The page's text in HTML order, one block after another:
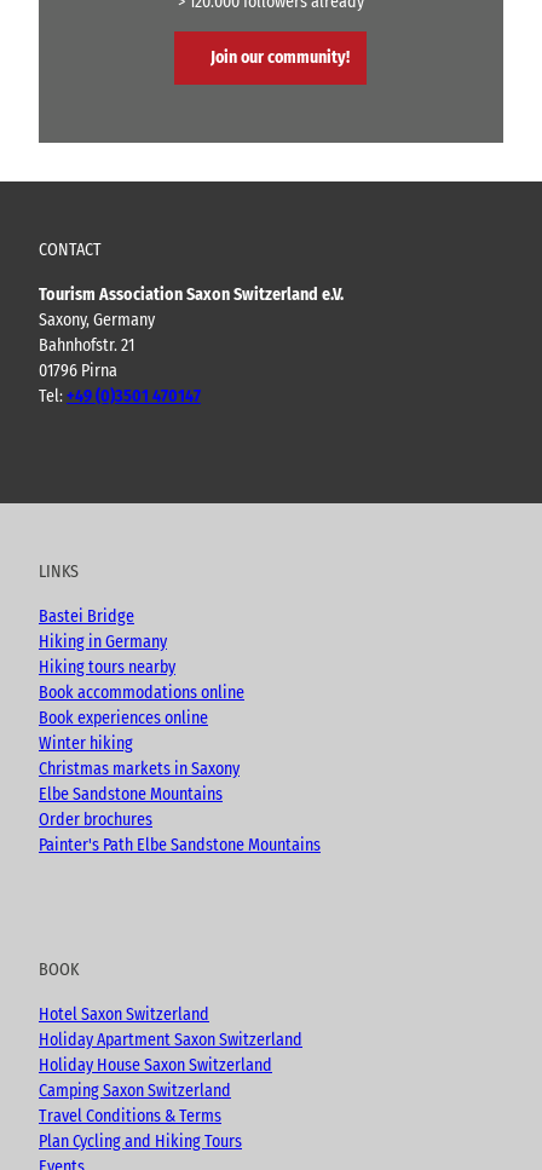
Join our community!
CONTACT
Tourism Association Saxon Switzerland e.V.
Saxony, Germany
Bahnhofstr. 21
01796 Pirna
Tel:+49 (0)3501 470147
u
e
c
o
k
s
r
a
m
o
LINKS
Bastei Bridge
Hiking in Germany
Hiking tours nearby
Book accommodations online
Book experiences online
Winter hiking
Christmas markets in Saxony
Elbe Sandstone Mountains
Order brochures
Painter's Path Elbe Sandstone Mountains
BOOK
Hotel Saxon Switzerland
Holiday Apartment Saxon Switzerland
Holiday House Saxon Switzerland
Camping Saxon Switzerland
Travel Conditions & Terms
Plan Cycling and Hiking Tours